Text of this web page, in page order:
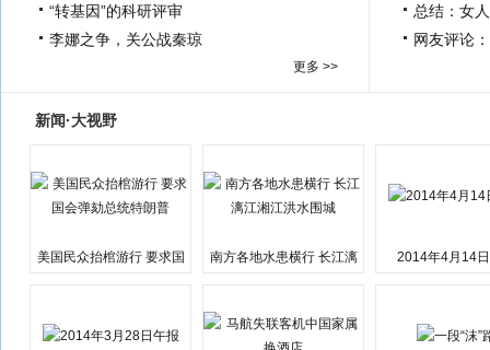
“转基因”的科研评审
李娜之争，关公战秦琼
更多 >>
总结：女
网友评论
新闻·大视野
美国民众抬棺游行 要求国
南方各地水患横行 长江漓
2014年4月14